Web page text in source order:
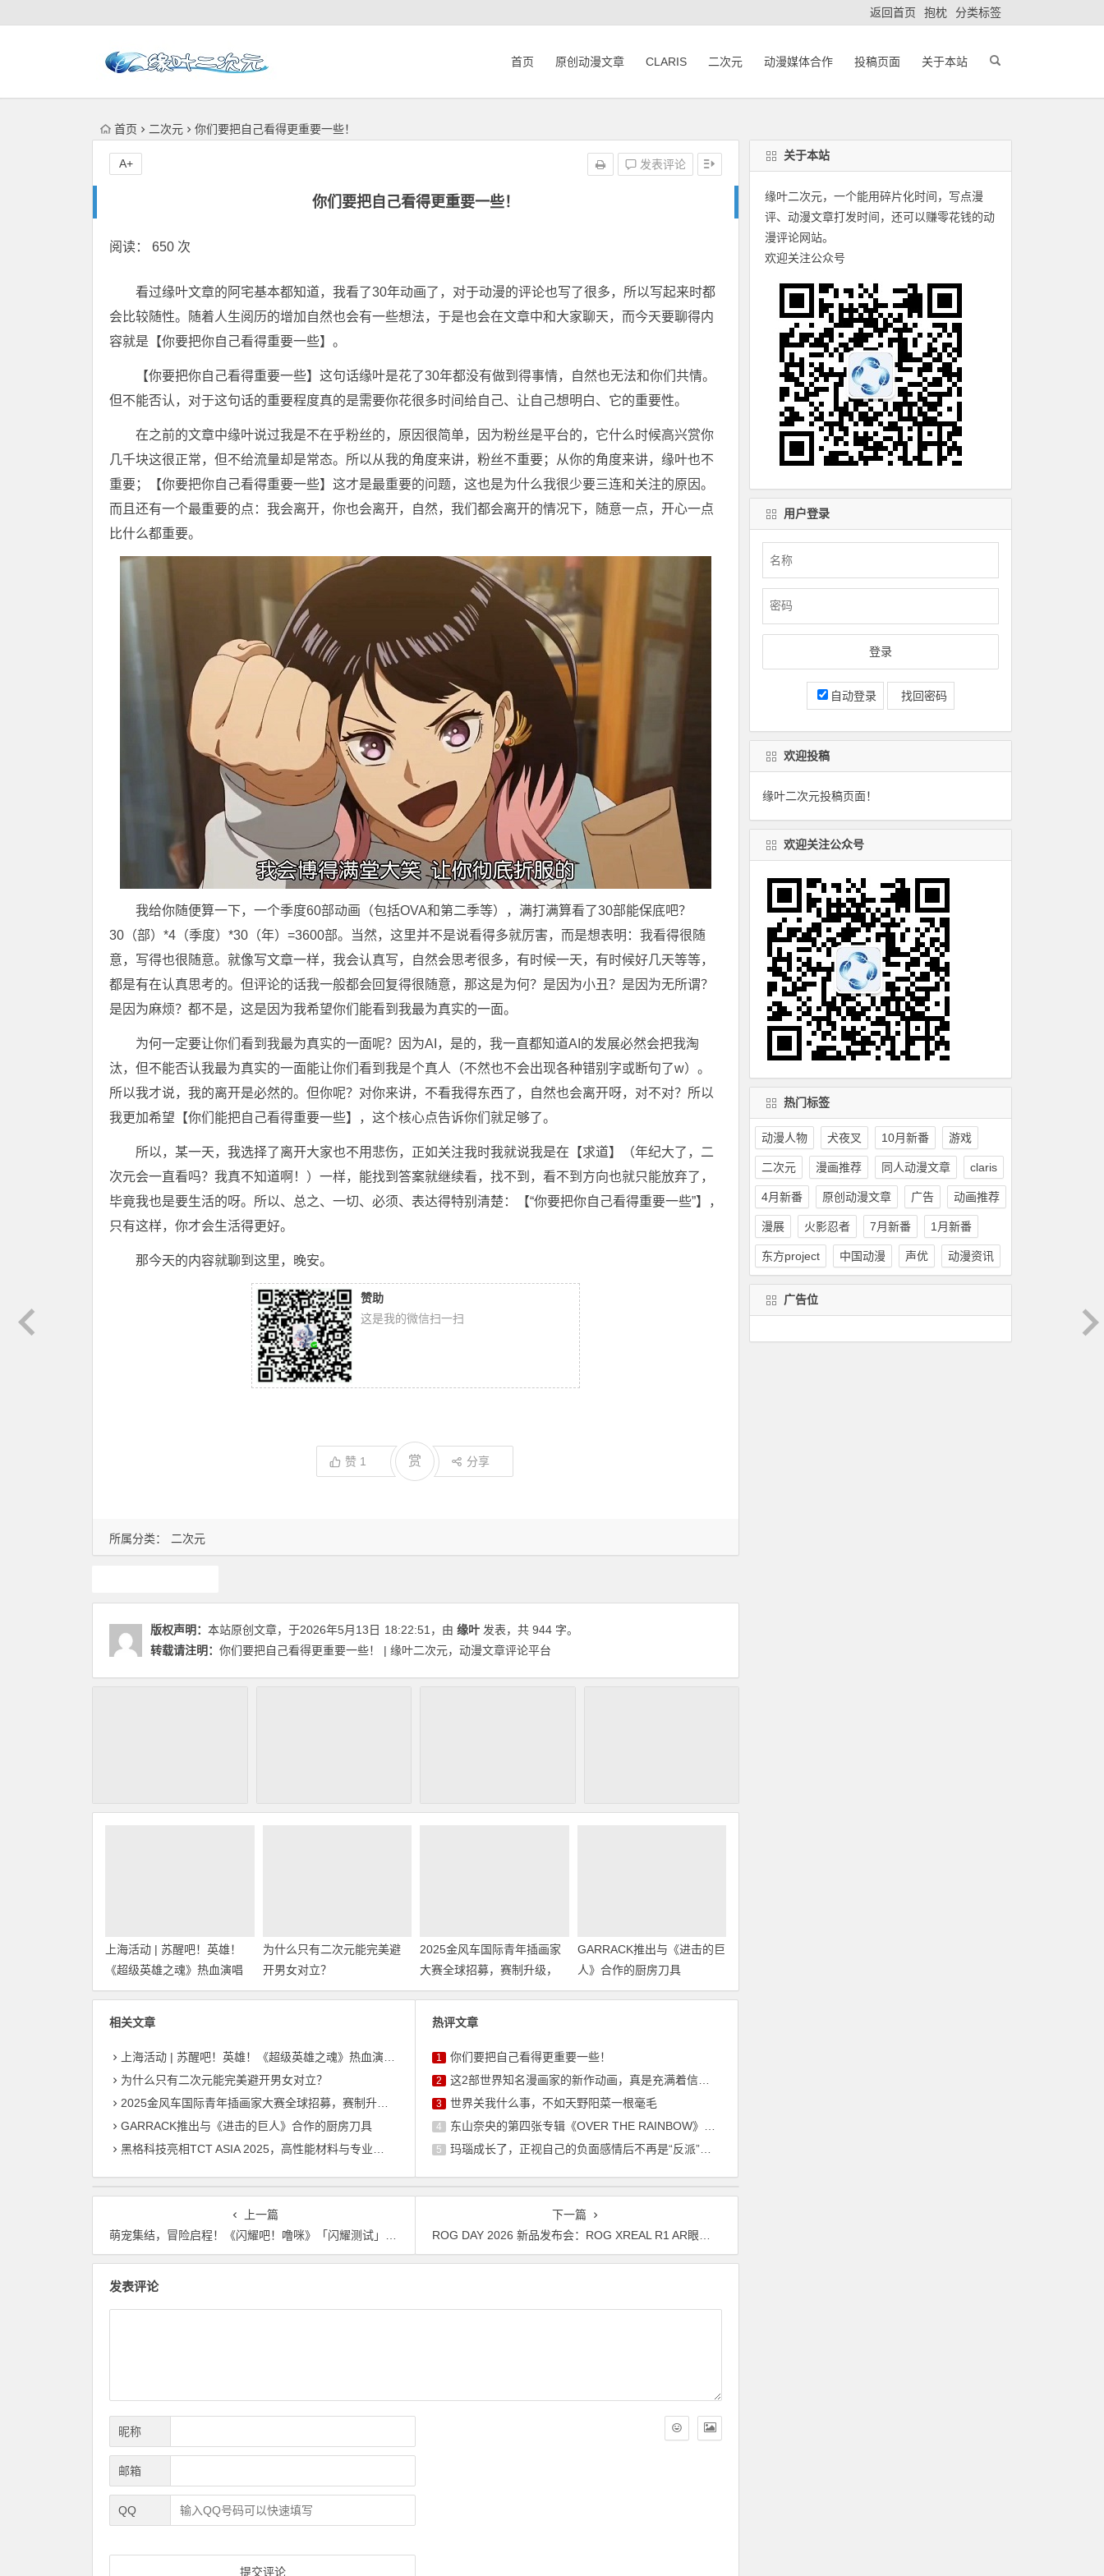
返回首页 抱枕 分类标签
首页 原创动漫文章 CLARIS 二次元 动漫媒体合作 投稿页面 关于本站
首页 二次元 你们要把自己看得更重要一些！
你们要把自己看得更重要一些！
发表评论
A+
所属分类： 二次元
阅读： 650 次
看过缘叶文章的阿宅基本都知道，我看了30年动画了，对于动漫的评论也写了很多，所以写起来时都
会比较随性。随着人生阅历的增加自然也会有一些想法，于是也会在文章中和大家聊天，而今天要聊得内
容就是【你要把你自己看得重要一些】。
【你要把你自己看得重要一些】这句话缘叶是花了30年都没有做到得事情，自然也无法和你们共情。
但不能否认，对于这句话的重要程度真的是需要你花很多时间给自己、让自己想明白、它的重要性。
在之前的文章中缘叶说过我是不在乎粉丝的，原因很简单，因为粉丝是平台的，它什么时候高兴赏你
几千块这很正常，但不给流量却是常态。所以从我的角度来讲，粉丝不重要；从你的角度来讲，缘叶也不
重要；【你要把你自己看得重要一些】这才是最重要的问题，这也是为什么我很少要三连和关注的原因。
而且还有一个最重要的点：我会离开，你也会离开，自然，我们都会离开的情况下，随意一点，开心一点
比什么都重要。
我给你随便算一下，一个季度60部动画（包括OVA和第二季等），满打满算看了30部能保底吧？
30（部）*4（季度）*30（年）=3600部。当然，这里并不是说看得多就厉害，而是想表明：我看得很随
意，写得也很随意。就像写文章一样，我会认真写，自然会思考很多，有时候一天，有时候好几天等等，
都是有在认真思考的。但评论的话我一般都会回复得很随意，那这是为何？是因为小丑？是因为无所谓？
是因为麻烦？都不是，这是因为我希望你们能看到我最为真实的一面。
为何一定要让你们看到我最为真实的一面呢？因为AI，是的，我一直都知道AI的发展必然会把我淘
汰，但不能否认我最为真实的一面能让你们看到我是个真人（不然也不会出现各种错别字或断句了w）。
所以我才说，我的离开是必然的。但你呢？对你来讲，不看我得东西了，自然也会离开呀，对不对？所以
我更加希望【你们能把自己看得重要一些】，这个核心点告诉你们就足够了。
所以，某一天，我选择了离开大家也不用悲伤，正如关注我时我就说我是在【求道】（年纪大了，二
次元会一直看吗？我真不知道啊！）一样，能找到答案就继续看，找不到，看不到方向也就只能放弃了，
毕竟我也是要生活的呀。所以、总之、一切、必须、表达得特别清楚：【“你要把你自己看得重要一些”】，
只有这样，你才会生活得更好。
那今天的内容就聊到这里，晚安。
赞助
这是我的微信扫一扫
赞 1 赏 分享
版权声明： 本站原创文章，于2026年5月13日 18:22:51，由 缘叶 发表，共 944 字。
转载请注明： 你们要把自己看得更重要一些！ | 缘叶二次元，动漫文章评论平台
上海活动 | 苏醒吧！英雄！
《超级英雄之魂》热血演唱
会首次登陆上海！
为什么只有二次元能完美避
开男女对立？
2025金风车国际青年插画家
大赛全球招募，赛制升级，
开启国际交流与商业新机
GARRACK推出与《进击的巨
人》合作的厨房刀具
相关文章
上海活动 | 苏醒吧！英雄！《超级英雄之魂》热血演唱会首次登陆上海！
为什么只有二次元能完美避开男女对立？
2025金风车国际青年插画家大赛全球招募，赛制升级，开启国际交流与商业新机遇！
GARRACK推出与《进击的巨人》合作的厨房刀具
黑格科技亮相TCT ASIA 2025，高性能材料与专业级设备成焦点
热评文章
1 你们要把自己看得更重要一些！
2 这2部世界知名漫画家的新作动画，真是充满着信任感呢
3 世界关我什么事，不如天野阳菜一根毫毛
4 东山奈央的第四张专辑《OVER THE RAINBOW》将于10月7日发售
5 玛瑙成长了，正视自己的负面感情后不再是“反派”角色了
上一篇
萌宠集结，冒险启程！《闪耀吧！噜咪》「闪耀测试」开启！
下一篇
ROG DAY 2026 新品发布会：ROG XREAL R1 AR眼镜震撼来袭
发表评论
昵称
邮箱
QQ
关于本站
缘叶二次元，一个能用碎片化时间，写点漫
评、动漫文章打发时间，还可以赚零花钱的动
漫评论网站。
欢迎关注公众号
用户登录
自动登录 找回密码
欢迎投稿
缘叶二次元投稿页面！
欢迎关注公众号
热门标签
动漫人物 犬夜叉 10月新番 游戏
二次元 漫画推荐 同人动漫文章 claris
4月新番 原创动漫文章 广告 动画推荐
漫展 火影忍者 7月新番 1月新番
东方project 中国动漫 声优 动漫资讯
广告位